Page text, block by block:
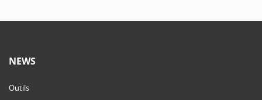
NEWS
Outils